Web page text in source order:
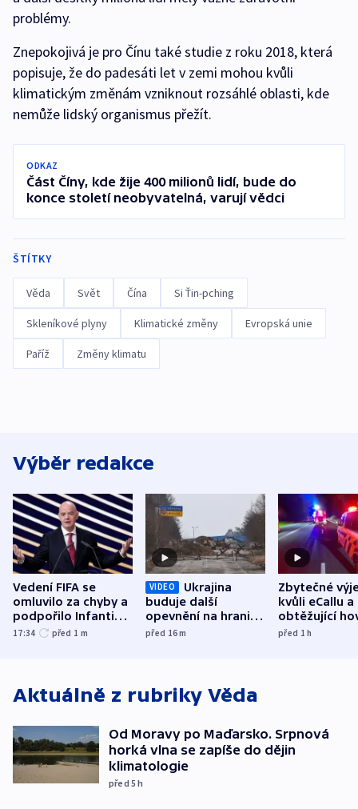
problémy.
Znepokojivá je pro Čínu také studie z roku 2018, která
popisuje, že do padesáti let v zemi mohou kvůli
klimatickým změnám vzniknout rozsáhlé oblasti, kde
nemůže lidský organismus přežít.
ODKAZ
Část Číny, kde žije 400 milionů lidí, bude do
konce století neobyvatelná, varují vědci
ŠTÍTKY
Věda Svět Čína Si Ťin-pching
Skleníkové plyny Klimatické změny Evropská unie
Paříž Změny klimatu
Výběr redakce
Vedení FIFA se
omluvilo za chyby a
podpořilo Infantina.
UEFA trvá na
17:34 před 1 m
VIDEO
Ukrajina
buduje další
opevnění na hranici
s Běloruskem
před 16m
Zbytečné
kvůli eCallu a
obtěžující
zdržují
před 1h
Aktuálně z rubriky Věda
Od Moravy po Maďarsko. Srpnová
horká vlna se zapíše do dějin
klimatologie
před 5h